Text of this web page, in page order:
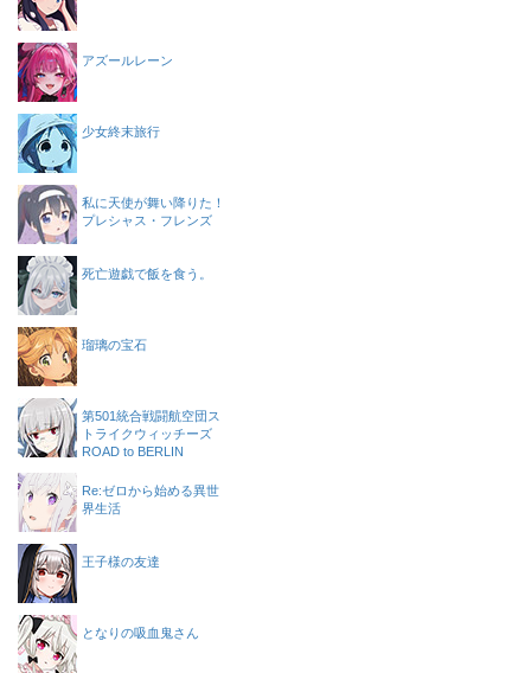
アズールレーン
少女終末旅行
私に天使が舞い降りた！
プレシャス・フレンズ
死亡遊戯で飯を食う。
瑠璃の宝石
第501統合戦闘航空団ス
トライクウィッチーズ
ROAD to BERLIN
Re:ゼロから始める異世
界生活
王子様の友達
となりの吸血鬼さん